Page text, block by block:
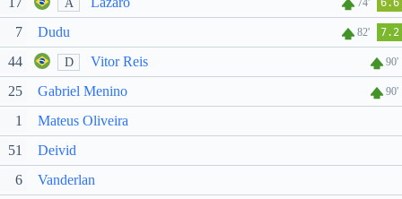
A 74' 6.6
7 Dudu 82' 7.2
44 D Vitor Reis 90'
25 Gabriel Menino 90'
1
Mateus Oliveira
51
Deivid
6
Vanderlan